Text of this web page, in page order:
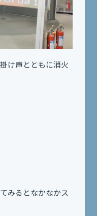
け声とともに消火
みるとなかなかス